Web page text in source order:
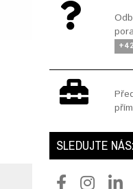
SLEDUJTE NÁS: